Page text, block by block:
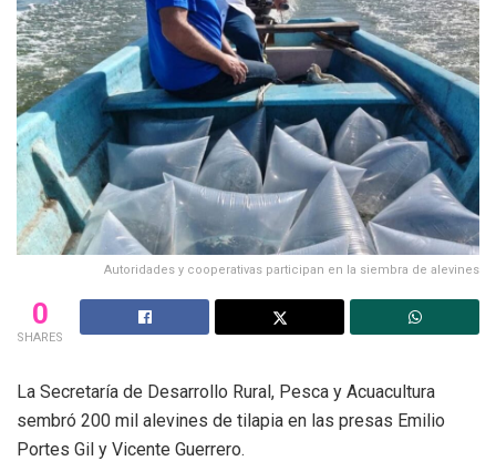
Autoridades y cooperativas participan en la siembra de alevines
0
SHARES
La Secretaría de Desarrollo Rural, Pesca y Acuacultura
sembró 200 mil alevines de tilapia en las presas Emilio
Portes Gil y Vicente Guerrero.